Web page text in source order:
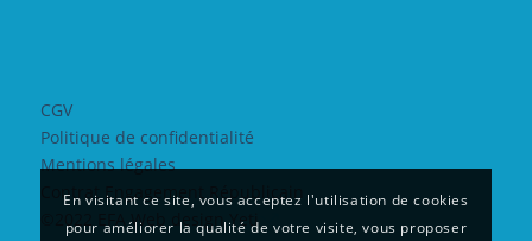
CGV
Politique de confidentialité
Mentions légales
Contrat Engagement Républicain
©2022 EFA Web design Yeti
En visitant ce site, vous acceptez l'utilisation de cookies
pour améliorer la qualité de votre visite, vous proposer